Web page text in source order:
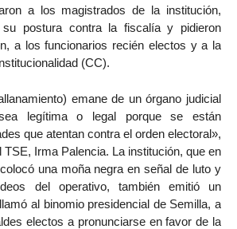
a los magistrados de la institución,
su postura contra la fiscalía y pidieron
a los funcionarios recién electos y a la
(CC).
emane de un órgano judicial
legítima o legal porque se están
que atentan contra el orden electoral»,
TSE, Irma Palencia. La institución, que en
una moña negra en señal de luto y
del operativo, también emitió un
al binomio presidencial de Semilla, a
electos a pronunciarse en favor de la